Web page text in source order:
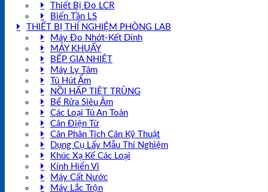
Thiết Bị Đo LCR
Biến Tần LS
THIẾT BỊ THÍ NGHIỆM PHÒNG LAB
Máy Đo Nhớt-Kết Dính
MÁY KHUẤY
BẾP GIA NHIỆT
Máy Ly Tâm
Tủ Hút Ẩm
NỒI HẤP TIỆT TRÙNG
Bể Rửa Siêu Âm
Các Loại Tủ An Toàn
Cân Điện Tử
Cân Phân Tích Cân Kỹ Thuật
Dụng Cụ Lấy Mẫu Thí Nghiệm
Khúc Xạ Kế Các Loại
Kính Hiển Vi
Máy Cất Nước
Máy Lắc Trộn